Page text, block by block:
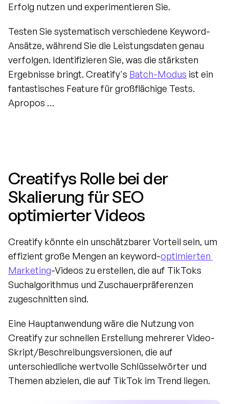
Erfolg nutzen und experimentieren Sie.
Testen Sie systematisch verschiedene Keyword-
Ansätze, während Sie die Leistungsdaten genau
verfolgen. Identifizieren Sie, was die stärksten
Ergebnisse bringt. Creatify's Batch-Modus ist ein
fantastisches Feature für großflächige Tests.
Apropos …
Creatifys Rolle bei der
Skalierung für SEO
optimierter Videos
Creatify könnte ein unschätzbarer Vorteil sein, um
effizient große Mengen an keyword-optimierten
Marketing-Videos zu erstellen, die auf TikToks
Suchalgorithmus und Zuschauerpräferenzen
zugeschnitten sind.
Eine Hauptanwendung wäre die Nutzung von
Creatify zur schnellen Erstellung mehrerer Video-
Skript/Beschreibungsversionen, die auf
unterschiedliche wertvolle Schlüsselwörter und
Themen abzielen, die auf TikTok im Trend liegen.